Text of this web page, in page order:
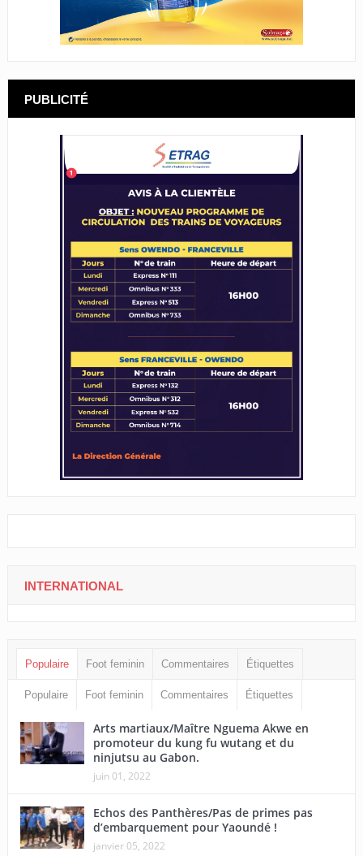
PUBLICITÉ
INTERNATIONAL
Populaire Foot feminin Commentaires Étiquettes
Populaire Foot feminin Commentaires Étiquettes
Arts martiaux/Maître Nguema Akwe en
promoteur du kung fu wutang et du
ninjutsu au Gabon.
juin 01, 2022
Echos des Panthères/Pas de primes pas
d’embarquement pour Yaoundé !
janvier 05, 2022